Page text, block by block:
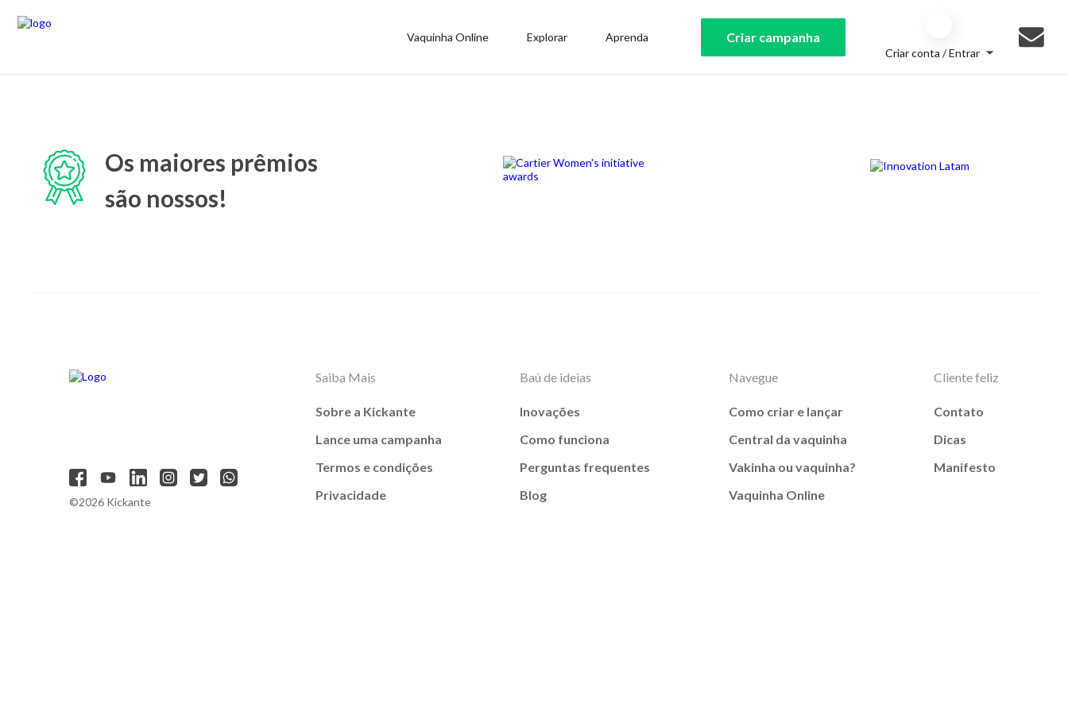
Vaquinha Online Explorar Aprenda Criar campanha
Criar conta / Entrar
Os maiores prêmios
são nossos!
©2026 Kickante
Saiba Mais
Sobre a Kickante
Lance uma campanha
Termos e condições
Privacidade
Baú de ideias
Inovações
Como funciona
Perguntas frequentes
Blog
Navegue
Como criar e lançar
Central da vaquinha
Vakinha ou vaquinha?
Vaquinha Online
Cliente feliz
Contato
Dicas
Manifesto